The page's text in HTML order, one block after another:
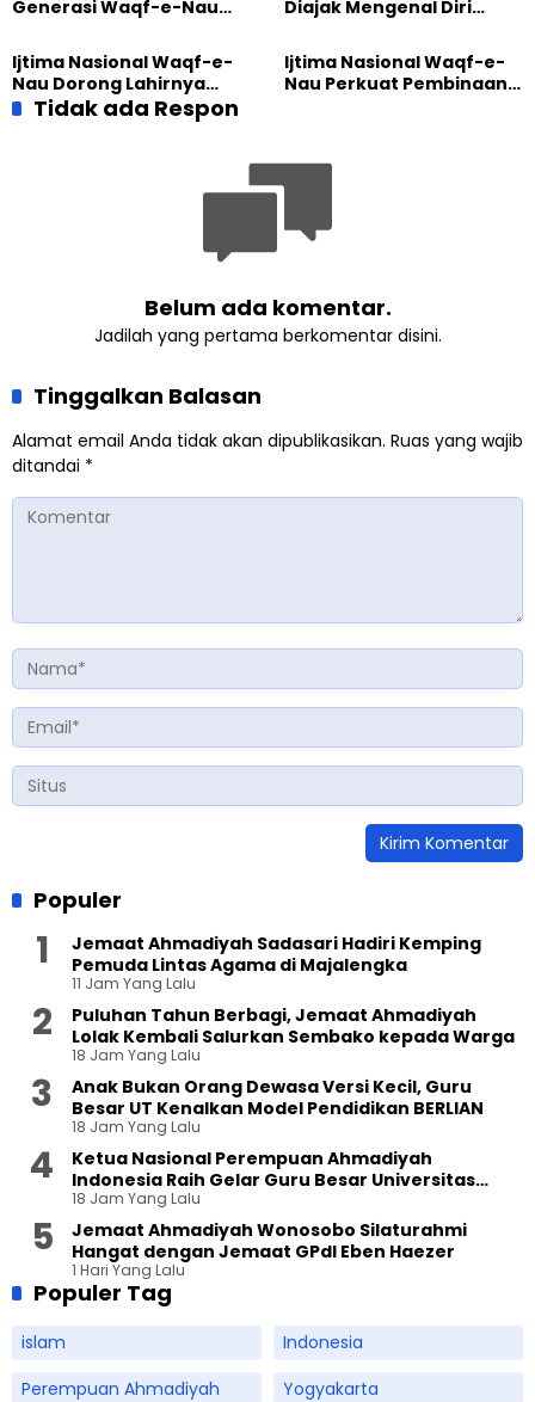
Generasi Waqf-e-Nau
Pengabdian
Diajak Mengenal Diri
Dunia
Ijtima Nasional Waqf-e-
Nau Dorong Lahirnya
Generasi Pengkhidmat
Ijtima Nasional Waqf-e-
Nau Perkuat Pembinaan
Tidak ada Respon
Belum ada komentar.
Jadilah yang pertama berkomentar disini.
Tinggalkan Balasan
Alamat email Anda tidak akan dipublikasikan. Ruas yang wajib
ditandai *
Populer
Jemaat Ahmadiyah Sadasari Hadiri Kemping
Pemuda Lintas Agama di Majalengka
11 Jam Yang Lalu
Puluhan Tahun Berbagi, Jemaat Ahmadiyah
Lolak Kembali Salurkan Sembako kepada Warga
18 Jam Yang Lalu
Anak Bukan Orang Dewasa Versi Kecil, Guru
Besar UT Kenalkan Model Pendidikan BERLIAN
18 Jam Yang Lalu
Ketua Nasional Perempuan Ahmadiyah
Indonesia Raih Gelar Guru Besar Universitas
Terbuka
18 Jam Yang Lalu
Jemaat Ahmadiyah Wonosobo Silaturahmi
Hangat dengan Jemaat GPdI Eben Haezer
1 Hari Yang Lalu
Populer Tag
islam
Indonesia
Perempuan Ahmadiyah
Yogyakarta